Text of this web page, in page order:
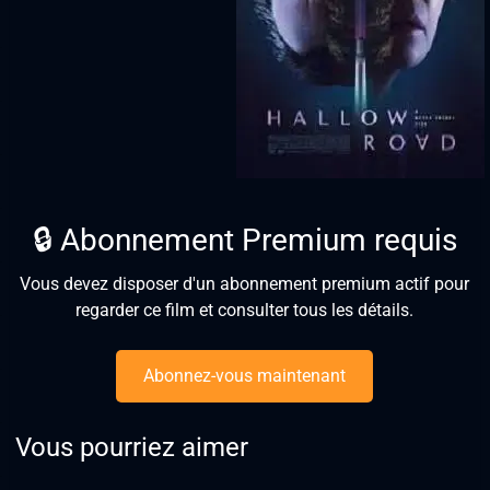
🔒 Abonnement Premium requis
Vous devez disposer d'un abonnement premium actif pour
regarder ce film et consulter tous les détails.
Abonnez-vous maintenant
Vous pourriez aimer